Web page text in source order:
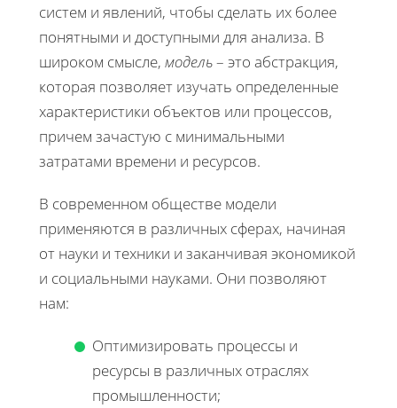
систем и явлений, чтобы сделать их более
понятными и доступными для анализа. В
широком смысле, модель– это абстракция,
которая позволяет изучать определенные
характеристики объектов или процессов,
причем зачастую с минимальными
затратами времени и ресурсов.
В современном обществе модели
применяются в различных сферах, начиная
от науки и техники и заканчивая экономикой
и социальными науками. Они позволяют
нам:
Оптимизировать процессы и
ресурсы в различных отраслях
промышленности;